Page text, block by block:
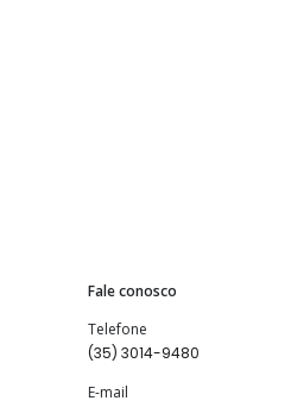
Fale conosco
Telefone
(35) 3014-9480
E-mail